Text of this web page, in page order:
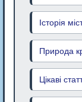
Історія
Природа
Цікаві